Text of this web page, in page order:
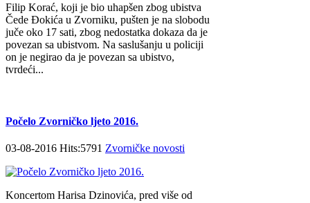
Filip Korać, koji je bio uhapšen zbog ubistva
Čede Đokića u Zvorniku, pušten je na slobodu
juče oko 17 sati, zbog nedostatka dokaza da je
povezan sa ubistvom. Na saslušanju u policiji
on je negirao da je povezan sa ubistvo,
tvrdeći...
Počelo Zvorničko ljeto 2016.
03-08-2016 Hits:5791 Zvorničke novosti
Koncertom Harisa Dzinovića, pred više od